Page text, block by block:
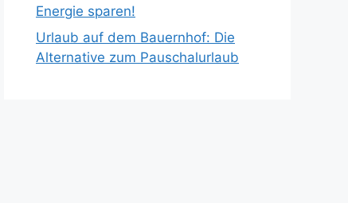
Energie sparen!
Urlaub auf dem Bauernhof: Die
Alternative zum Pauschalurlaub